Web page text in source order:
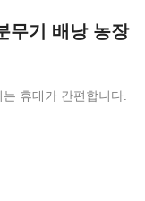
무기 배낭 농장
휴대가 간편합니다.